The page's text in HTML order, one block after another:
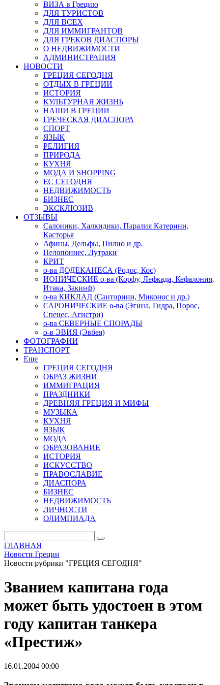
ВИЗА в Грецию
ДЛЯ ТУРИСТОВ
ДЛЯ ВСЕХ
ДЛЯ ИММИГРАНТОВ
ДЛЯ ГРЕКОВ ДИАСПОРЫ
О НЕДВИЖИМОСТИ
АДМИНИСТРАЦИЯ
НОВОСТИ
ГРЕЦИЯ СЕГОДНЯ
ОТДЫХ В ГРЕЦИИ
ИСТОРИЯ
КУЛЬТУРНАЯ ЖИЗНЬ
НАШИ В ГРЕЦИИ
ГРЕЧЕСКАЯ ДИАСПОРА
СПОРТ
ЯЗЫК
РЕЛИГИЯ
ПРИРОДА
КУХНЯ
МОДА И SHOPPING
ЕС СЕГОДНЯ
НЕДВИЖИМОСТЬ
БИЗНЕС
ЭКСКЛЮЗИВ
ОТЗЫВЫ
Салоники, Халкидики, Паралия Катерини,
Касторья
Афины, Дельфы, Пилио и др.
Пелопоннес, Лутраки
КРИТ
о-ва ДОДЕКАНЕСА (Родос, Кос)
ИОНИЧЕСКИЕ о-ва (Корфу, Лефкада, Кефалония,
Итака, Закинф)
о-ва КИКЛАД (Санторини, Миконос и др.)
САРОНИЧЕСКИЕ о-ва (Эгина, Гидра, Порос,
Спецес, Агистри)
о-ва СЕВЕРНЫЕ СПОРАДЫ
о-в ЭВИЯ (Эвбея)
ФОТОГРАФИИ
ТРАНСПОРТ
Еще
ГРЕЦИЯ СЕГОДНЯ
ОБРАЗ ЖИЗНИ
ИММИГРАЦИЯ
ПРАЗДНИКИ
ДРЕВНЯЯ ГРЕЦИЯ И МИФЫ
МУЗЫКА
КУХНЯ
ЯЗЫК
МОДА
ОБРАЗОВАНИЕ
ИСТОРИЯ
ИСКУССТВО
ПРАВОСЛАВИЕ
ДИАСПОРА
БИЗНЕС
НЕДВИЖИМОСТЬ
ЛИЧНОСТИ
ОЛИМПИАДА
ГЛАВНАЯ
Новости Греции
Новости рубрики "ГРЕЦИЯ СЕГОДНЯ"
Званием капитана года
может быть удостоен в этом
году капитан танкера
«Престиж»
16.01.2004 00:00